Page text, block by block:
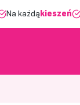
Na każdą kieszeń